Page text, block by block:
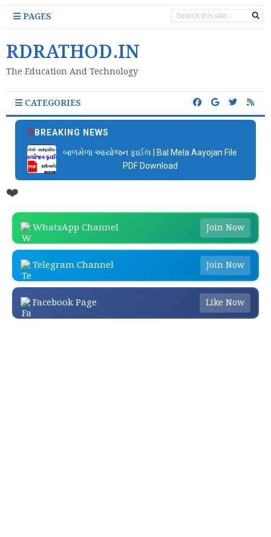
PAGES
RDRATHOD.IN
The Education And Technology
CATEGORIES
BREAKING NEWS
બાળમેળા આયોજન ફાઈલ | Bal Mela Aayojan File
PDF Download
❤️
WhatsApp Channel Join Now
Telegram Channel Join Now
Facebook Page Like Now